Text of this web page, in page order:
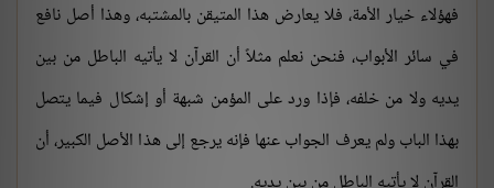
فهؤلاء خيار الأمة، فلا يعارض هذا المتيقن بالمشتبه، وهذا أصل نافع
في سائر الأبواب، فنحن نعلم مثلاً أن القرآن لا يأتيه الباطل من بين
يديه ولا من خلفه، فإذا ورد على المؤمن شبهة أو إشكال فيما يتصل
بهذا الباب ولم يعرف الجواب عنها فإنه يرجع إلى هذا الأصل الكبير، أن